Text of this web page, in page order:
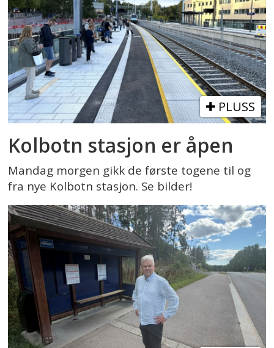
PLUSS
Kolbotn stasjon er åpen
Mandag morgen gikk de første togene til og
fra nye Kolbotn stasjon. Se bilder!